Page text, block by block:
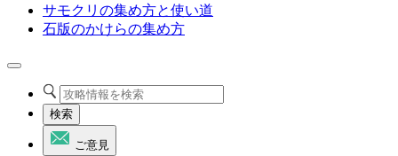
サモクリの集め方と使い道
石版のかけらの集め方
検索
ご意見